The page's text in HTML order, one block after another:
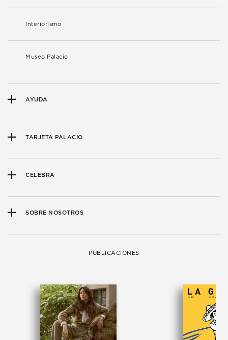
Interiorismo
Museo Palacio
AYUDA
TARJETA PALACIO
CELEBRA
SOBRE NOSOTROS
PUBLICACIONES